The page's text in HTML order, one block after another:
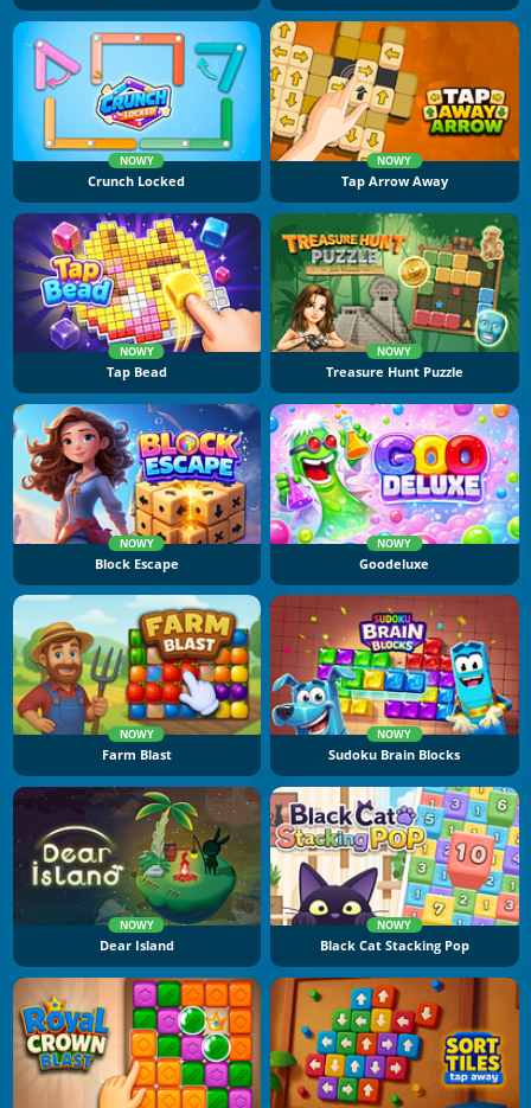
NOWY
Crunch Locked
NOWY
Tap Arrow Away
NOWY
Tap Bead
NOWY
Treasure Hunt Puzzle
NOWY
Block Escape
NOWY
Goodeluxe
NOWY
Farm Blast
NOWY
Sudoku Brain Blocks
NOWY
Dear Island
NOWY
Black Cat Stacking Pop